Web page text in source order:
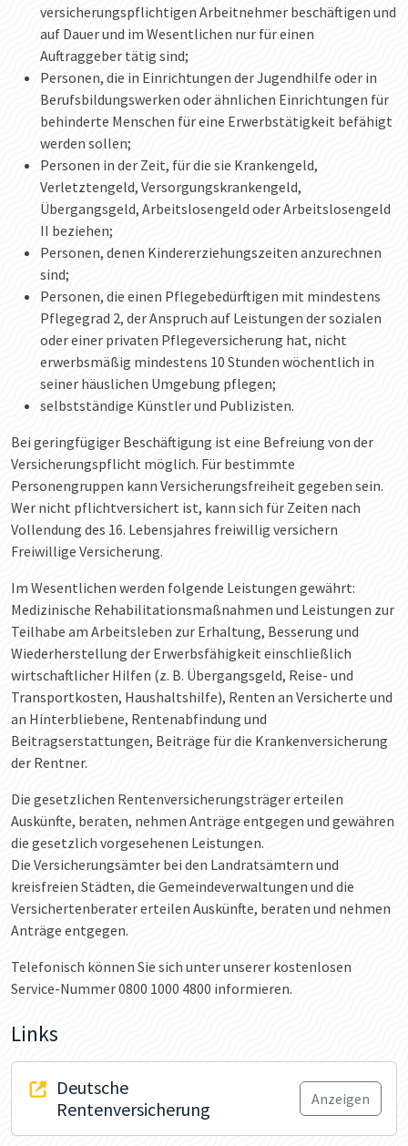
versicherungspflichtigen Arbeitnehmer beschäftigen und
auf Dauer und im Wesentlichen nur für einen
Auftraggeber tätig sind;
Personen, die in Einrichtungen der Jugendhilfe oder in
Berufsbildungswerken oder ähnlichen Einrichtungen für
behinderte Menschen für eine Erwerbstätigkeit befähigt
werden sollen;
Personen in der Zeit, für die sie Krankengeld,
Verletztengeld, Versorgungskrankengeld,
Übergangsgeld, Arbeitslosengeld oder Arbeitslosengeld
II beziehen;
Personen, denen Kindererziehungszeiten anzurechnen
sind;
Personen, die einen Pflegebedürftigen mit mindestens
Pflegegrad 2, der Anspruch auf Leistungen der sozialen
oder einer privaten Pflegeversicherung hat, nicht
erwerbsmäßig mindestens 10 Stunden wöchentlich in
seiner häuslichen Umgebung pflegen;
selbstständige Künstler und Publizisten.
Bei geringfügiger Beschäftigung ist eine Befreiung von der
Versicherungspflicht möglich. Für bestimmte
Personengruppen kann Versicherungsfreiheit gegeben sein.
Wer nicht pflichtversichert ist, kann sich für Zeiten nach
Vollendung des 16. Lebensjahres freiwillig versichern
Freiwillige Versicherung.
Im Wesentlichen werden folgende Leistungen gewährt:
Medizinische Rehabilitationsmaßnahmen und Leistungen zur
Teilhabe am Arbeitsleben zur Erhaltung, Besserung und
Wiederherstellung der Erwerbsfähigkeit einschließlich
wirtschaftlicher Hilfen (z. B. Übergangsgeld, Reise- und
Transportkosten, Haushaltshilfe), Renten an Versicherte und
an Hinterbliebene, Rentenabfindung und
Beitragserstattungen, Beiträge für die Krankenversicherung
der Rentner.
Die gesetzlichen Rentenversicherungsträger erteilen
Auskünfte, beraten, nehmen Anträge entgegen und gewähren
die gesetzlich vorgesehenen Leistungen.
Die Versicherungsämter bei den Landratsämtern und
kreisfreien Städten, die Gemeindeverwaltungen und die
Versichertenberater erteilen Auskünfte, beraten und nehmen
Anträge entgegen.
Telefonisch können Sie sich unter unserer kostenlosen
Service-Nummer 0800 1000 4800 informieren.
Links
Deutsche
Rentenversicherung
Anzeigen